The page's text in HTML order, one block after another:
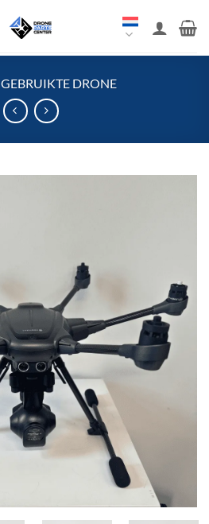
GEBRUIKTE DRONE